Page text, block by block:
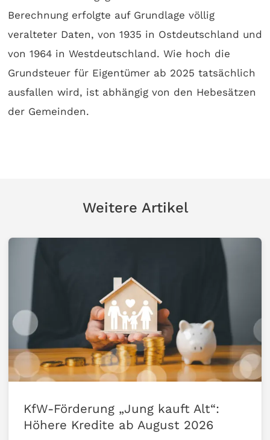
Berechnung erfolgte auf Grundlage völlig
veralteter Daten, von 1935 in Ostdeutschland und
von 1964 in Westdeutschland. Wie hoch die
Grundsteuer für Eigentümer ab 2025 tatsächlich
ausfallen wird, ist abhängig von den Hebesätzen
der Gemeinden.
Weitere Artikel
KfW-Förderung „Jung kauft Alt“:
Höhere Kredite ab August 2026